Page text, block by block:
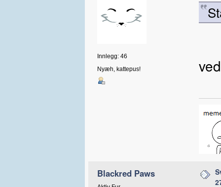
Innlegg: 46
Nyæh, kattepus!
Blackred Paws